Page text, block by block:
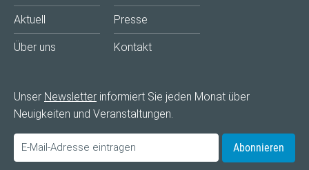
Aktuell
Über uns
Presse
Kontakt
Unser Newsletter informiert Sie jeden Monat über
Neuigkeiten und Veranstaltungen.
Abonnieren